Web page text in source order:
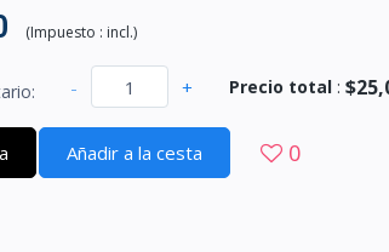
(Impuesto : incl.)
- + Precio total:
Añadir a la cesta 0